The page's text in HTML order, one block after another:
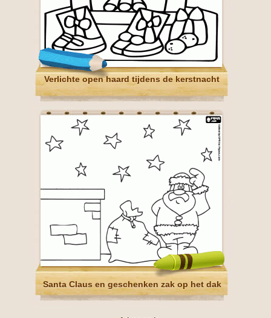
Verlichte open haard tijdens de kerstnacht
Santa Claus en geschenken zak op het dak